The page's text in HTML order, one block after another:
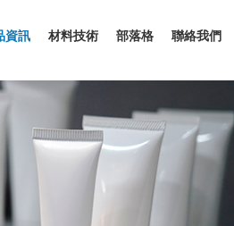
資訊 材料技術 部落格 聯絡我們